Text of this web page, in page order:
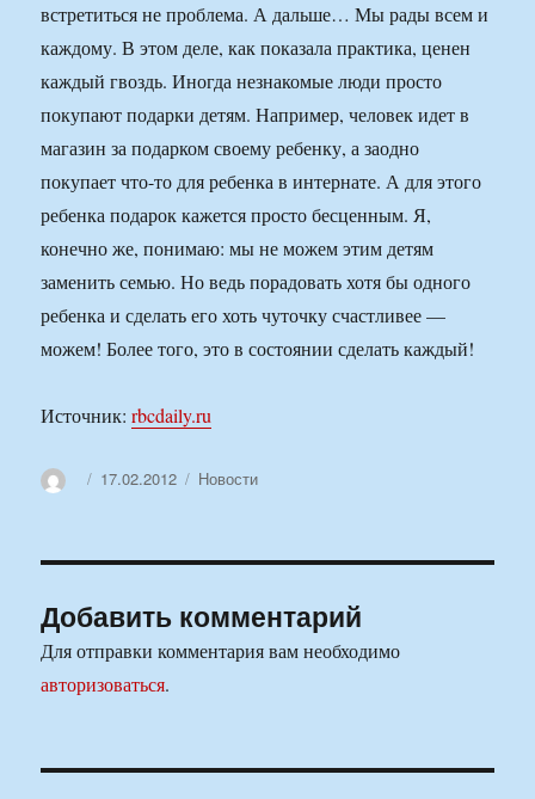
встретиться не проблема. А дальше… Мы рады всем и
каждому. В этом деле, как показала практика, ценен
каждый гвоздь. Иногда незнакомые люди просто
покупают подарки детям. Например, человек идет в
магазин за подарком своему ребенку, а заодно
покупает что-то для ребенка в интернате. А для этого
ребенка подарок кажется просто бесценным. Я,
конечно же, понимаю: мы не можем этим детям
заменить семью. Но ведь порадовать хотя бы одного
ребенка и сделать его хоть чуточку счастливее —
можем! Более того, это в состоянии сделать каждый!
Источник:rbcdaily.ru
АвторОпубликовано
17.02.2012 Рубрики
Новости
Добавить комментарий
Для отправки комментария вам необходимо
авторизоваться.